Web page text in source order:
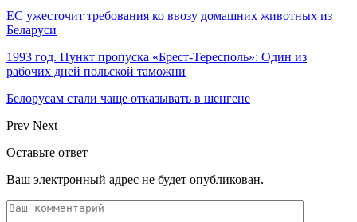
ЕС ужесточит требования ко ввозу домашних животных из
Беларуси
1993 год. Пункт пропуска «Брест-Тересполь»: Один из
рабочих дней польской таможни
Белорусам стали чаще отказывать в шенгене
Prev Next
Оставьте ответ
Ваш электронный адрес не будет опубликован.